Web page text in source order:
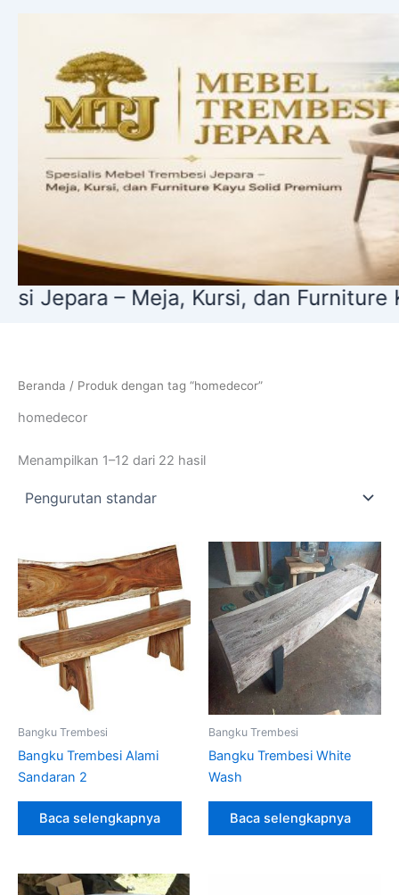
Meja, Kursi, dan Furniture Kayu Solid
Beranda / Produk dengan tag “homedecor”
homedecor
Menampilkan 1–12 dari 22 hasil
Bangku Trembesi
Bangku Trembesi Alami
Sandaran 2
Baca selengkapnya
Bangku Trembesi
Bangku Trembesi White
Wash
Baca selengkapnya